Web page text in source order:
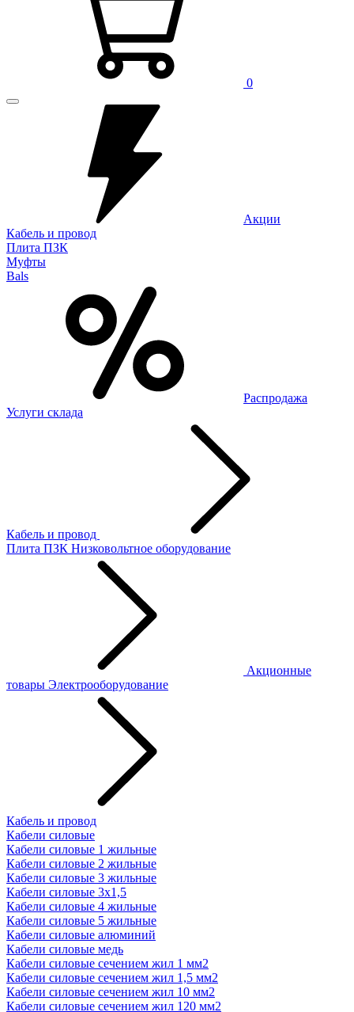
0
Акции
Кабель и провод
Плита ПЗК
Муфты
Bals
Распродажа
Услуги склада
Кабель и провод
Плита ПЗК Низковольтное оборудование
Акционные
товары Электрооборудование
Кабель и провод
Кабели силовые
Кабели силовые 1 жильные
Кабели силовые 2 жильные
Кабели силовые 3 жильные
Кабели силовые 3х1,5
Кабели силовые 4 жильные
Кабели силовые 5 жильные
Кабели силовые алюминий
Кабели силовые медь
Кабели силовые сечением жил 1 мм2
Кабели силовые сечением жил 1,5 мм2
Кабели силовые сечением жил 10 мм2
Кабели силовые сечением жил 120 мм2